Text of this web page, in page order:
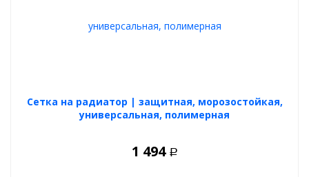
Cетка на радиатор | защитная, морозостойкая,
универсальная, полимерная
1 494 Р